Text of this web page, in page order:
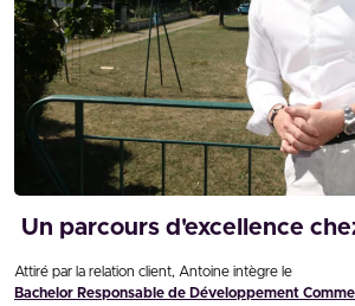
Un parcours d'excellence
Attiré par la relation client, Antoine intègre le
Bachelor Responsable de Développement